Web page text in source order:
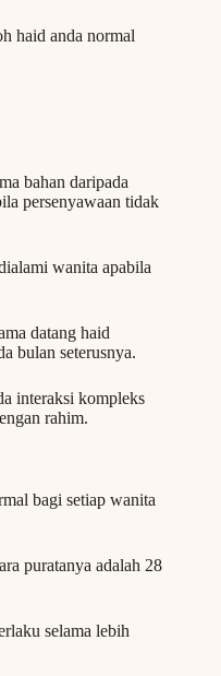
haid anda normal
bahan daripada
persenyawaan tidak
wanita apabila
datang haid
bulan seterusnya.
interaksi kompleks
rahim.
bagi setiap wanita
puratanya adalah 28
selama lebih